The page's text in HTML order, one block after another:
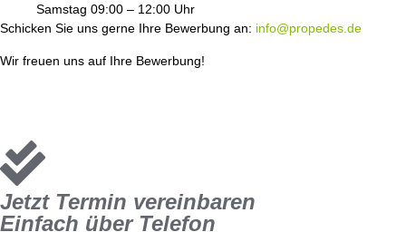
Samstag 09:00 – 12:00 Uhr
Schicken Sie uns gerne Ihre Bewerbung an: info@propedes.de
Wir freuen uns auf Ihre Bewerbung!
Jetzt Termin vereinbaren
Einfach über Telefon